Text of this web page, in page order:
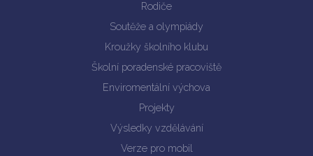
Rodiče
Soutěže a olympiády
Kroužky školního klubu
Školní poradenské pracoviště
Enviromentální výchova
Projekty
Výsledky vzdělávání
Verze pro mobil